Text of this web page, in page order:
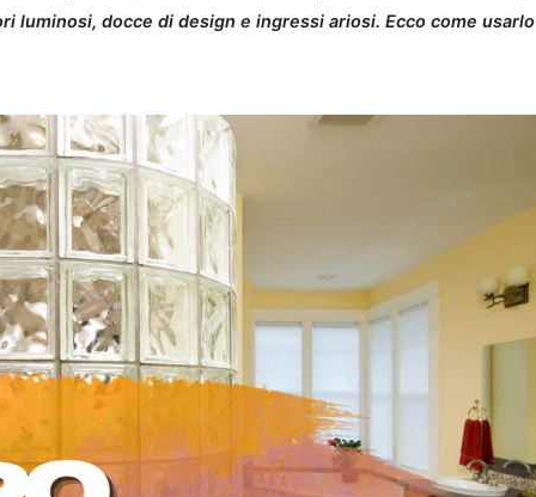
luminosi, docce di design e ingressi ariosi. Ecco come usarlo